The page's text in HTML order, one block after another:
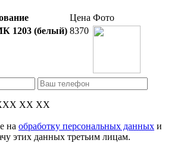
Цена Фото
1203 (белый) 8370
XX XX
на обработку персональных данных и
этих данных третьим лицам.